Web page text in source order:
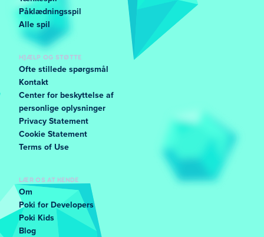
Påklædningsspil
Alle spil
HJÆLP OG STØTTE
Ofte stillede spørgsmål
Kontakt
Center for beskyttelse af
personlige oplysninger
Privacy Statement
Cookie Statement
Terms of Use
LÆR OS AT KENDE
Om
Poki for Developers
Poki Kids
Blog